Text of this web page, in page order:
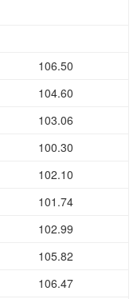
106.50
104.60
103.06
100.30
102.10
101.74
102.99
105.82
106.47